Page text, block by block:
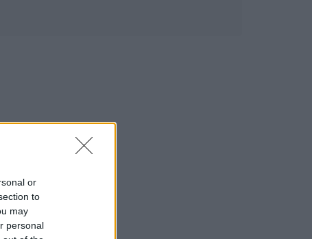
or
to
may
personal